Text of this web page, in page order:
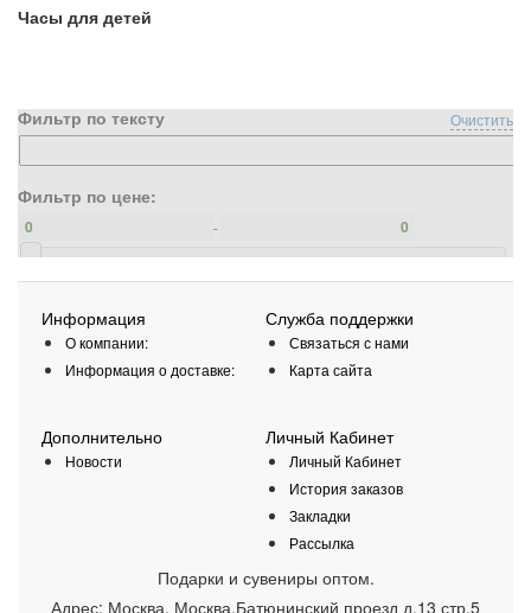
Часы для детей
Очистить
Фильтр по тексту
Фильтр по цене:
-
Информация
О компании:
Информация о доставке:
Служба поддержки
Связаться с нами
Карта сайта
Дополнительно
Новости
Личный Кабинет
Личный Кабинет
История заказов
Закладки
Рассылка
Подарки и сувениры оптом.
Адрес: Москва, Москва,Батюнинский проезд д.13 стр.5